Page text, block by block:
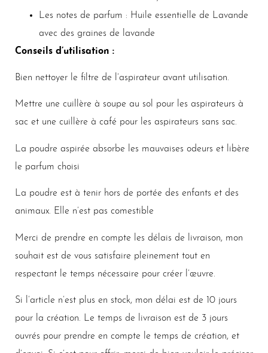
Les notes de parfum : Huile essentielle de Lavande
avec des graines de lavande
Conseils d’utilisation :
Bien nettoyer le filtre de l’aspirateur avant utilisation.
Mettre une cuillère à soupe au sol pour les aspirateurs à
sac et une cuillère à café pour les aspirateurs sans sac.
La poudre aspirée absorbe les mauvaises odeurs et libère
le parfum choisi
La poudre est à tenir hors de portée des enfants et des
animaux. Elle n’est pas comestible
Merci de prendre en compte les délais de livraison, mon
souhait est de vous satisfaire pleinement tout en
respectant le temps nécessaire pour créer l’œuvre.
Si l’article n’est plus en stock, mon délai est de 10 jours
pour la création. Le temps de livraison est de 3 jours
ouvrés pour prendre en compte le temps de création, et